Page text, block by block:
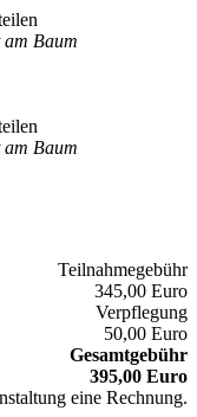
am Baum
am Baum
Teilnahmegebühr
345,00 Euro
Verpflegung
50,00 Euro
Gesamtgebühr
395,00 Euro
eine Rechnung.